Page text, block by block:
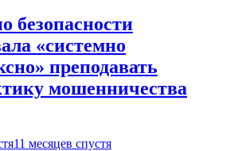
безопасности
«системно
преподавать
мошенничества
11 месяцев спустя